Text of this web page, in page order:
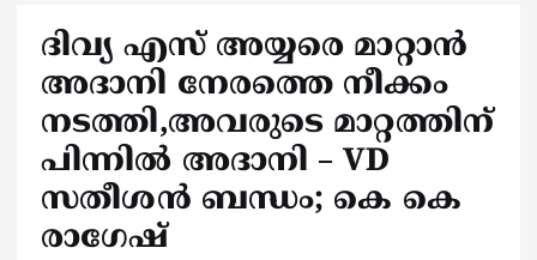
ദിവ്യ എസ് അയ്യരെ മാറ്റാൻ
അദാനി നേരത്തെ നീക്കം
നടത്തി,അവരുടെ മാറ്റത്തിന്
പിന്നിൽ അദാനി – VD
സതീശൻ ബന്ധം; കെ കെ
രാഗേഷ്